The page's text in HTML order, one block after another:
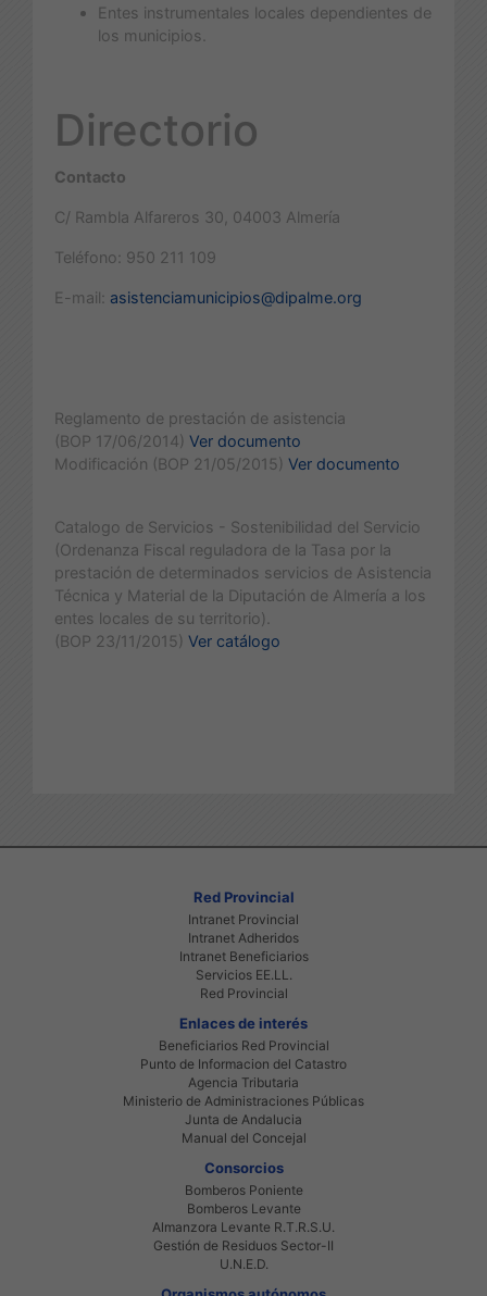
Entes instrumentales locales dependientes de
los municipios.
Directorio
Contacto
C/ Rambla Alfareros 30, 04003 Almería
Teléfono: 950 211 109
E-mail: asistenciamunicipios@dipalme.org
Reglamento de prestación de asistencia
(BOP 17/06/2014) Ver documento
Modificación (BOP 21/05/2015) Ver documento
Catalogo de Servicios - Sostenibilidad del Servicio
(Ordenanza Fiscal reguladora de la Tasa por la
prestación de determinados servicios de Asistencia
Técnica y Material de la Diputación de Almería a los
entes locales de su territorio).
(BOP 23/11/2015) Ver catálogo
Red Provincial
Intranet Provincial
Intranet Adheridos
Intranet Beneficiarios
Servicios EE.LL.
Red Provincial
Enlaces de interés
Beneficiarios Red Provincial
Punto de Informacion del Catastro
Agencia Tributaria
Ministerio de Administraciones Públicas
Junta de Andalucia
Manual del Concejal
Consorcios
Bomberos Poniente
Bomberos Levante
Almanzora Levante R.T.R.S.U.
Gestión de Residuos Sector-II
U.N.E.D.